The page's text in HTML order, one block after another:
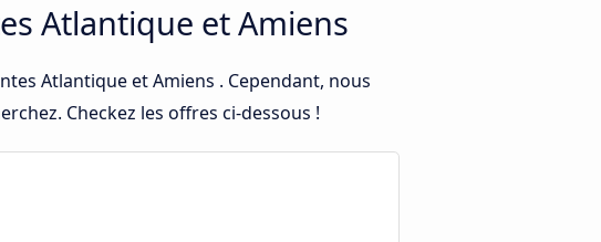
Atlantique et Amiens
Atlantique et Amiens . Cependant, nous
Checkez les offres ci-dessous !